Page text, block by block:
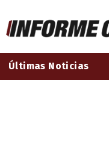
Últimas Noticias